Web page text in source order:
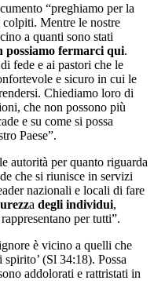
“preghiamo per la
Mentre le nostre
a quanti sono stati
possiamo fermarci qui.
fede e ai pastori che le
e sicuro in cui le
Chiediamo loro di
che non possono più
e su come si possa
Paese”.
autorità per quanto riguarda
che si riunisce in servizi
nazionali e locali di fare
a degli individui,
per tutti”.
è vicino a quelli che
(Sl 34:18). Possa
addolorati e rattristati in